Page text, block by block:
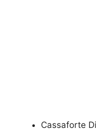
Cassaforte